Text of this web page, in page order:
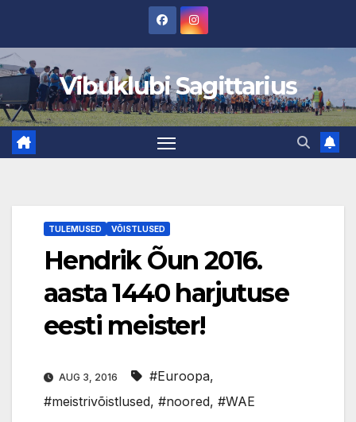
content
Vibuklubi Sagittarius
TULEMUSED VÕISTLUSED
Hendrik Õun 2016.
aasta 1440 harjutuse
eesti meister!
AUG 3, 2016 #Euroopa,
#meistrivõistlused, #noored, #WAE